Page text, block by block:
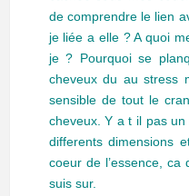
de comprendre le lien
je liée a elle ? A quoi
je ? Pourquoi se
cheveux du au stress
sensible de tout le
cheveux. Y a t il pas
differents dimensions
coeur de l’essence, ca
suis sur.